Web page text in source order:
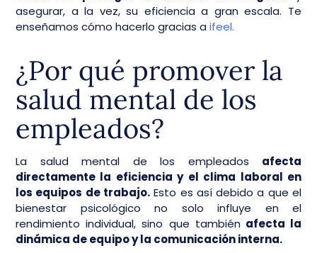
asegurar, a la vez, su eficiencia a gran escala. Te
enseñamos cómo hacerlo gracias a ifeel.
¿Por qué promover la
salud mental de los
empleados?
La salud mental de los empleados afecta
directamente la eficiencia y el clima laboral en
los equipos de trabajo.Esto es así debido a que el
bienestar psicológico no solo influye en el
rendimiento individual, sino que también afecta la
dinámica de equipo y la comunicación interna.